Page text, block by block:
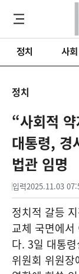
정치 사회
정치
“사회적
대통령, 경
법관 임명
입력2025.11.03
정치적 갈등
교체 국면에
다. 3일 대통
위원회 위원